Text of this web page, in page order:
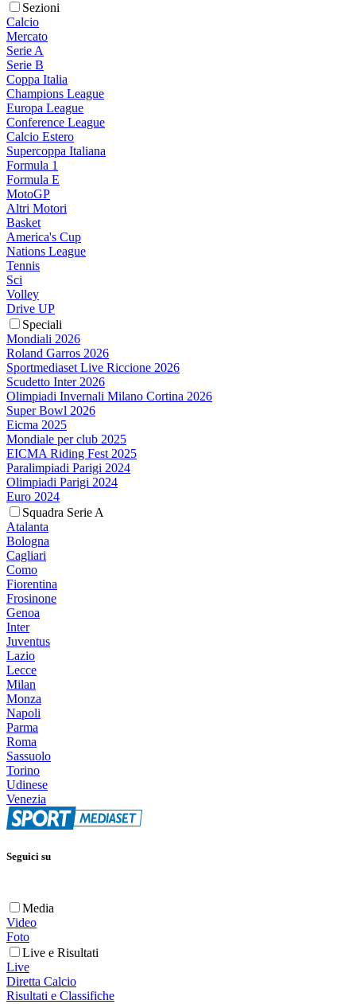
Sezioni
Calcio
Mercato
Serie A
Serie B
Coppa Italia
Champions League
Europa League
Conference League
Calcio Estero
Supercoppa Italiana
Formula 1
Formula E
MotoGP
Altri Motori
Basket
America's Cup
Nations League
Tennis
Sci
Volley
Drive UP
Speciali
Mondiali 2026
Roland Garros 2026
Sportmediaset Live Riccione 2026
Scudetto Inter 2026
Olimpiadi Invernali Milano Cortina 2026
Super Bowl 2026
Eicma 2025
Mondiale per club 2025
EICMA Riding Fest 2025
Paralimpiadi Parigi 2024
Olimpiadi Parigi 2024
Euro 2024
Squadra Serie A
Atalanta
Bologna
Cagliari
Como
Fiorentina
Frosinone
Genoa
Inter
Juventus
Lazio
Lecce
Milan
Monza
Napoli
Parma
Roma
Sassuolo
Torino
Udinese
Venezia
Seguici su
Media
Video
Foto
Live e Risultati
Live
Diretta Calcio
Risultati e Classifiche